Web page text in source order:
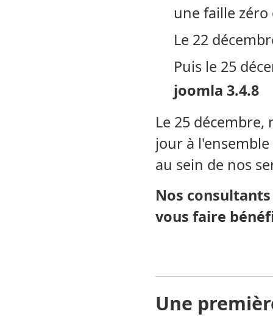
une faille zéro
Le 22
Puis le 25
joomla 3.4.8
Le 25
jour à
au sein de nos
Nos
vous faire
Une